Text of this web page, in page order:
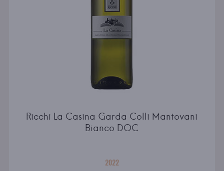
Ricchi La Casina Garda Colli Mantovani
Bianco DOC
2022